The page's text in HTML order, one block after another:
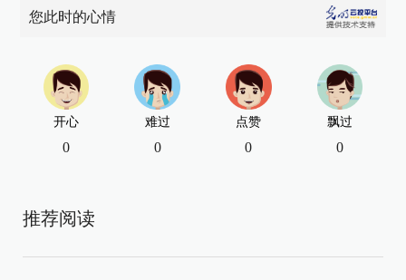
您此时的心情
开心
0
难过
0
点赞
0
飘过
0
推荐阅读